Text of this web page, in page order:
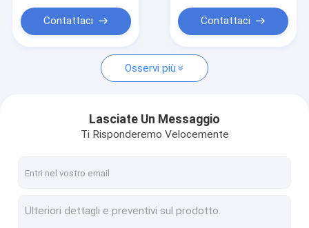
Contattici
Richieda una citazione
Chip di RGB LED
Chip della luce del LED
magazzino
Contattaci Contattaci
Osservi più
Lasciate Un Messaggio
Ti Risponderemo Velocemente